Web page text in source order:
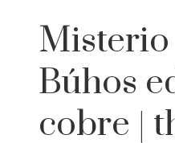
Misterio
Búhos
cobre |